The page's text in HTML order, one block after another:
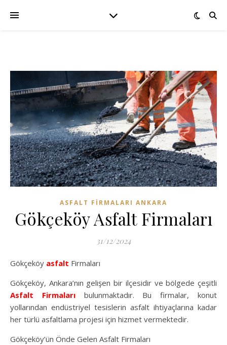
ASFALT FIRMALARI ANKARA
Gökçeköy Asfalt Firmaları
31/12/2024
Gökçeköy asfalt Firmaları
Gökçeköy, Ankara’nın gelişen bir ilçesidir ve bölgede çeşitli
Asfalt Firmalarıbulunmaktadır. Bu firmalar, konut
yollarından endüstriyel tesislerin asfalt ihtiyaçlarına kadar
her türlü asfaltlama projesi için hizmet vermektedir.
Gökçeköy’ün Önde Gelen Asfalt Firmaları